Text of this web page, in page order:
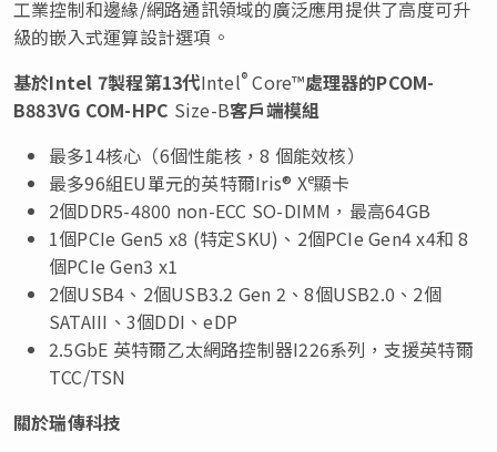
工業控制和邊緣/網路通訊領域的廣泛應用提供了高度可升
級的嵌入式運算設計選項。
基於Intel 7製程第13代Intel® Core™處理器的PCOM-
B883VG COM-HPC Size-B客戶端模組
最多14核心（6個性能核，8 個能效核）
最多96組EU單元的英特爾Iris® Xe顯卡
2個DDR5-4800 non-ECC SO-DIMM，最高64GB
1個PCIe Gen5 x8 (特定SKU)、2個PCIe Gen4 x4和 8
個PCIe Gen3 x1
2個USB4、2個USB3.2 Gen 2、8個USB2.0、2個
SATAIII、3個DDI、eDP
2.5GbE 英特爾乙太網路控制器I226系列，支援英特爾
TCC/TSN
關於瑞傳科技